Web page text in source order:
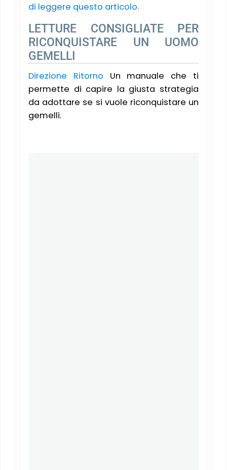
di leggere questo articolo.
LETTURE CONSIGLIATE PER
RICONQUISTARE UN UOMO
GEMELLI
Direzione Ritorno Un manuale che ti
permette di capire la giusta strategia
da adottare se si vuole riconquistare un
gemelli.